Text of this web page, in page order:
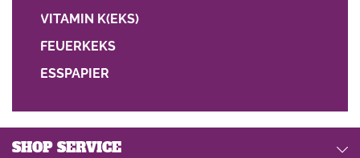
VITAMIN K(EKS)
FEUERKEKS
ESSPAPIER
SHOP SERVICE